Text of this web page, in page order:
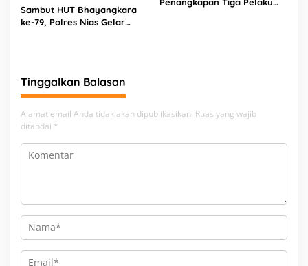
Sambut HUT Bhayangkara
ke-79, Polres Nias Gelar
Tinggalkan Balasan
Alamat email Anda tidak akan dipublikasikan. Ruas yang wajib
ditandai *